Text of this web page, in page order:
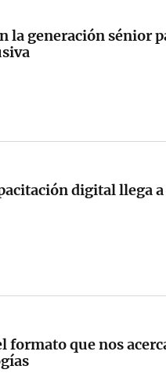
la generación sénior
digital llega a
formato que nos